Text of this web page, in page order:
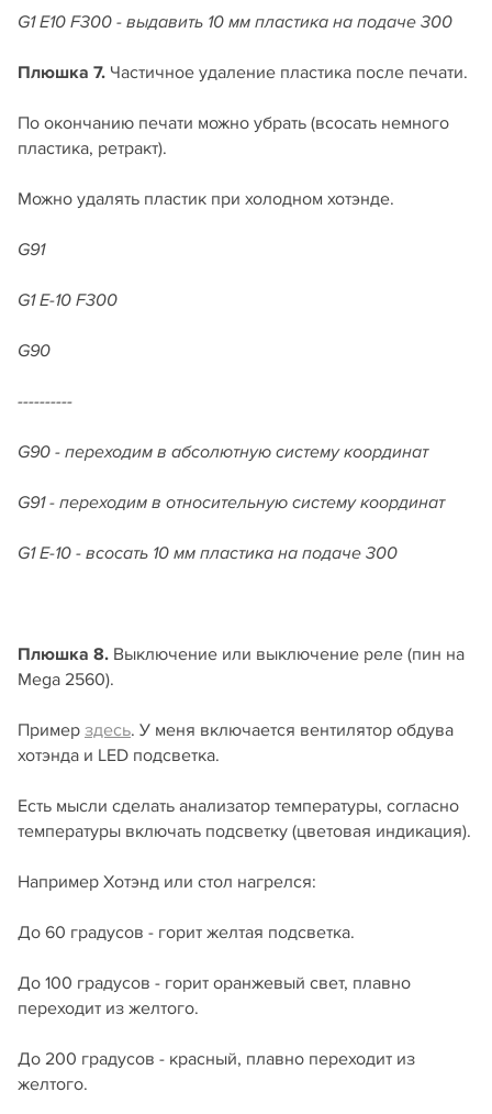
G1 E10 F300 - выдавить 10 мм пластика на подаче 300
Плюшка 7. Частичное удаление пластика после печати.
По окончанию печати можно убрать (всосать немного
пластика, ретракт).
Можно удалять пластик при холодном хотэнде.
G91
G1 E-10 F300
G90
----------
G90 - переходим в абсолютную систему координат
G91 - переходим в относительную систему координат
G1 E-10 - всосать 10 мм пластика на подаче 300
Плюшка 8. Выключение или выключение реле (пин на
Mega 2560).
Пример здесь. У меня включается вентилятор обдува
хотэнда и LED подсветка.
Есть мысли сделать анализатор температуры, согласно
температуры включать подсветку (цветовая индикация).
Например Хотэнд или стол нагрелся:
До 60 градусов - горит желтая подсветка.
До 100 градусов - горит оранжевый свет, плавно
переходит из желтого.
До 200 градусов - красный, плавно переходит из
желтого.